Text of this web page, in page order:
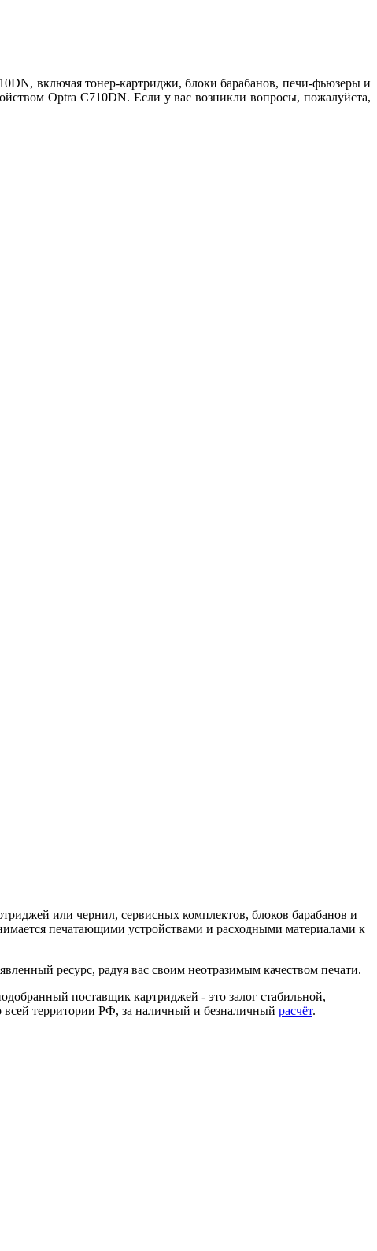
включая тонер-картриджи, блоки барабанов, печи-фьюзеры и
Optra C710DN. Если у вас возникли вопросы, пожалуйста,
или чернил, сервисных комплектов, блоков барабанов и
печатающими устройствами и расходными материалами к
ресурс, радуя вас своим неотразимым качеством печати.
поставщик картриджей - это залог стабильной,
всей территории РФ, за наличный и безналичный расчёт.